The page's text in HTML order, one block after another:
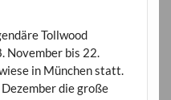
Tollwood
bis 22.
in München statt.
die große